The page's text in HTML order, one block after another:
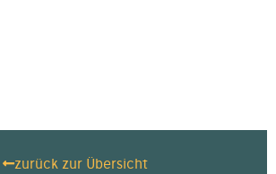
zurück zur Übersicht